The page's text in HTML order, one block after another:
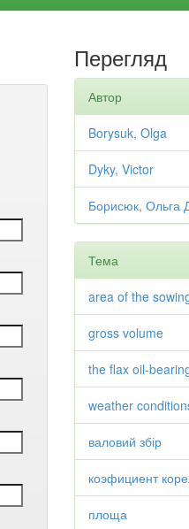
Перегляд
Автор
Borysuk, Olga
Dyky, Victor
Борисюк, Ольга
Тема
area of the
gross volume
the flax oil-
weather
валовий збір
коэфициент
площа